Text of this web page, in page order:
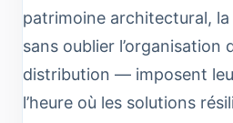
patrimoine architectural,
sans oublier l’organisation
distribution — imposent
l’heure où les solutions